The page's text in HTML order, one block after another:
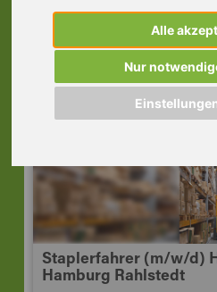
Alle
Nur
Staplerfahrer (m/w/d)
Luhe
21423 Winsen (Luhe)
Staplerfahrer (m/w/d)
Hamburg Rahlstedt